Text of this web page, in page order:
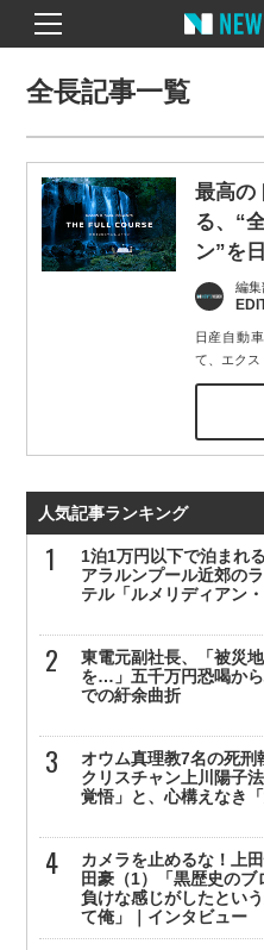
全長記事一覧
最高の
る、“
ン”を
編集
日産自動
て、エクス
人気記事ランキング
1泊1万円以下で泊まれ
アラルンプール近郊の
テル「ルメリディアン
東電元副社長、「被災
を…」五千万円恐喝か
での紆余曲折
オウム真理教7名の死刑
クリスチャン上川陽子
覚悟」と、心構えなき「
カメラを止めるな！上
田豪（1）「黒歴史のブ
負けな感じがしたとい
て俺」｜インタビュー